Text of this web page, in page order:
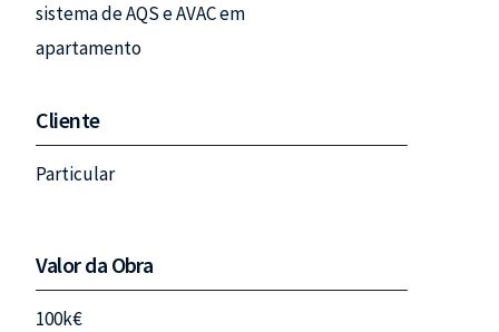
sistema de AQS e AVAC em
apartamento
Cliente
Particular
Valor da Obra
100k€